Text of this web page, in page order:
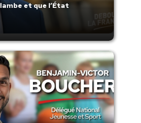
et que l’État